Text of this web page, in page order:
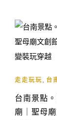
走走玩玩 台
台南景點
廟｜聖母